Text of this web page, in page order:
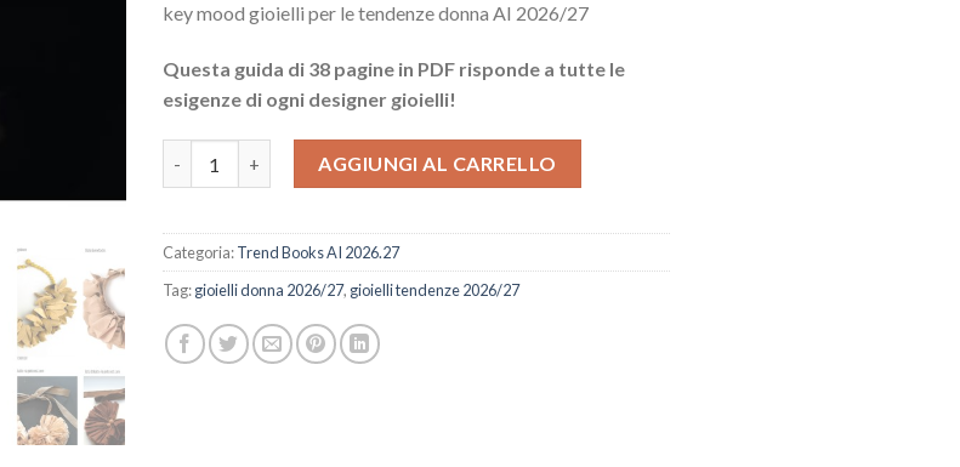
key mood gioielli per le tendenze donna AI 2026/27
Questa guida di 38 pagine in PDF risponde a tutte le
esigenze di ogni designer gioielli!
AGGIUNGI AL CARRELLO
Categoria:Trend Books AI 2026.27
Tag:gioielli donna 2026/27, gioielli tendenze 2026/27